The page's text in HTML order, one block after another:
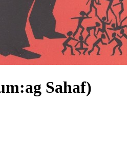
Sahaf)